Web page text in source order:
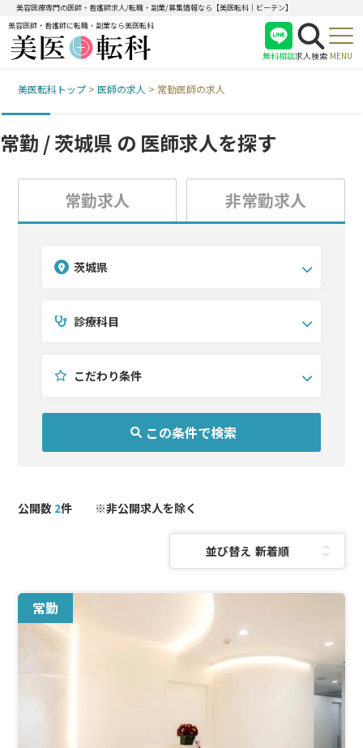
美容医療専門の医師・看護師求人/転職・副業/募集情報なら【美医転科｜ビーテン】
美容医師・看護師に転職・副業なら美医転科
無料相談
受付
求人検索 MENU
美医転科トップ >医師の求人 > 常勤医師の求人
常勤 / 茨城県 の 医師求人を探す
常勤求人 非常勤求人
茨城県
関西
中国・四国
診療科目
予防医療
AGA
麻酔科
こだわり条件
公開数 2件 ※非公開求人を除く
並び替え：
常勤